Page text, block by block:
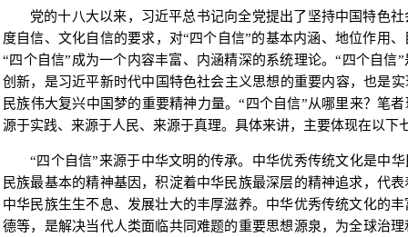
党的十八大以来，习近平总书记向全党提出了坚持中国特色
度自信、文化自信的要求，对“四个自信”的基本内涵、地位作用
“四个自信”成为一个内容丰富、内涵精深的系统理论。“四个自信
创新，是习近平新时代中国特色社会主义思想的重要内容，也是
民族伟大复兴中国梦的重要精神力量。“四个自信”从哪里来？笔
源于实践、来源于人民、来源于真理。具体来讲，主要体现在以下
“四个自信”来源于中华文明的传承。中华优秀传统文化是中
民族最基本的精神基因，积淀着中华民族最深层的精神追求，代
中华民族生生不息、发展壮大的丰厚滋养。中华优秀传统文化的
德等，是解决当代人类面临共同难题的重要思想源泉，为全球治